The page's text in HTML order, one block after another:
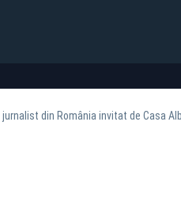
din România invitat de Casa